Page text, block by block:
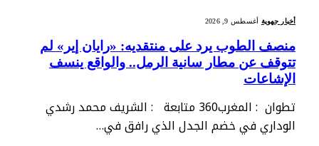
أخبار جهوية أغسطس 9, 2026
منصف الطوب يرد على منتقديه: «رايان إير» لم
تتوقف عن مطار سانية الرمل.. والواقع ينسف
الإشاعات
تطوان : المغرب360 متابعة : الشريف محمد رشدي
الوداري في خضم الجدل الذي رافق في…